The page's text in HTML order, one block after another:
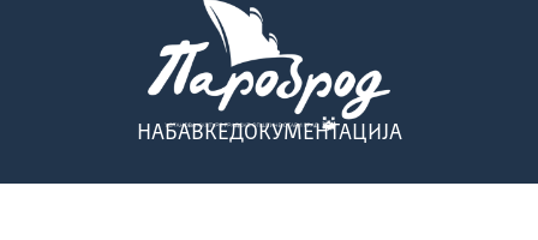
НАБАВКЕДОКУМЕНТАЦИЈА